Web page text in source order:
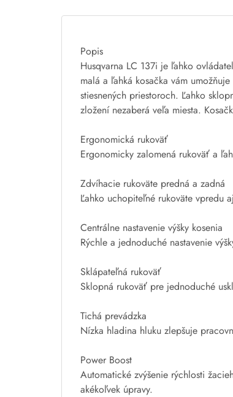
t
e
:
Popis
Husqvarna LC 137i je ľahko
malá a ľahká kosačka vám
stiesnených priestoroch. Ľahko
zložení nezaberá veľa miesta.
Ergonomická rukoväť
Ergonomicky zalomená rukoväť a
Zdvíhacie rukoväte predná a zadná
Ľahko uchopiteľné rukoväte vpredu
Centrálne nastavenie výšky kosenia
Rýchle a jednoduché nastavenie
Sklápateľná rukoväť
Sklopná rukoväť pre jednoduché
Tichá prevádzka
Nízka hladina hluku zlepšuje
Power Boost
Automatické zvýšenie rýchlosti
akékoľvek úpravy.